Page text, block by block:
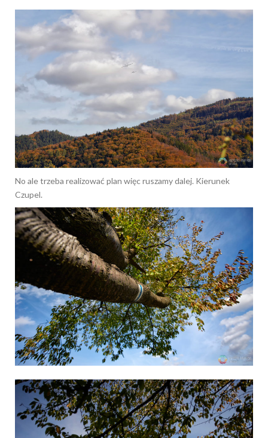
No ale trzeba realizować plan więc ruszamy dalej. Kierunek
Czupel.